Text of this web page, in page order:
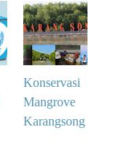
Konservasi
Mangrove
Karangsong